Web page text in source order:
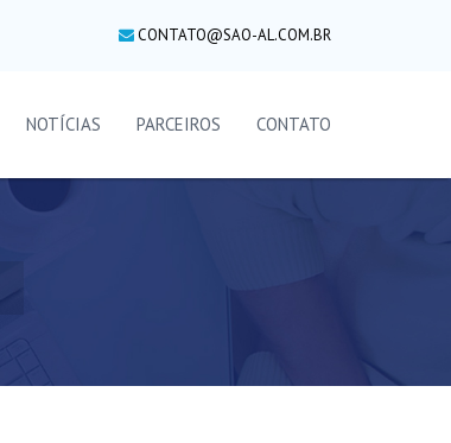
CONTATO@SAO-AL.COM.BR
NOTÍCIAS PARCEIROS CONTATO